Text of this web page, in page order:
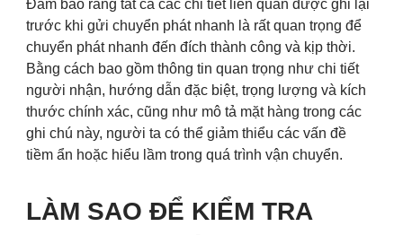
Đảm bảo rằng tất cả các chi tiết liên quan được ghi lại
trước khi gửi chuyển phát nhanh là rất quan trọng để
chuyển phát nhanh đến đích thành công và kịp thời.
Bằng cách bao gồm thông tin quan trọng như chi tiết
người nhận, hướng dẫn đặc biệt, trọng lượng và kích
thước chính xác, cũng như mô tả mặt hàng trong các
ghi chú này, người ta có thể giảm thiểu các vấn đề
tiềm ẩn hoặc hiểu lầm trong quá trình vận chuyển.
LÀM SAO ĐỂ KIỂM TRA